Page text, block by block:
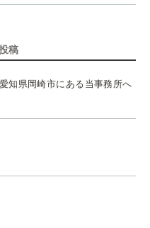
稿
知県岡崎市にある当事務所へ